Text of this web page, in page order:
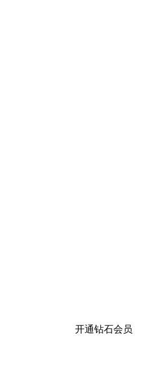
开通钻石会员